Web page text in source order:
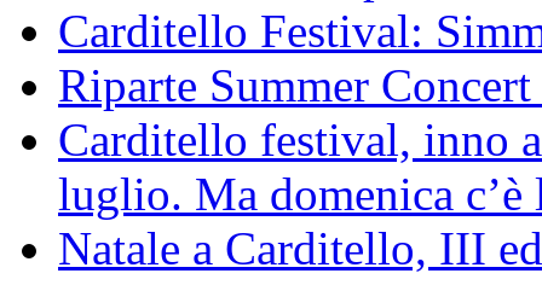
Carditello Festival:
Riparte Summer
Carditello festival, inno
luglio. Ma domenica c’è
Natale a Carditello, III